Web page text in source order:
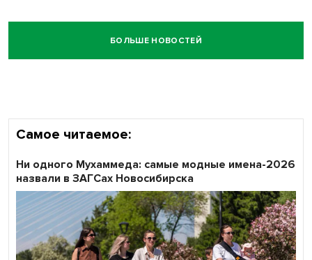
БОЛЬШЕ НОВОСТЕЙ
Самое читаемое:
Ни одного Мухаммеда: самые модные имена-2026
назвали в ЗАГСах Новосибирска